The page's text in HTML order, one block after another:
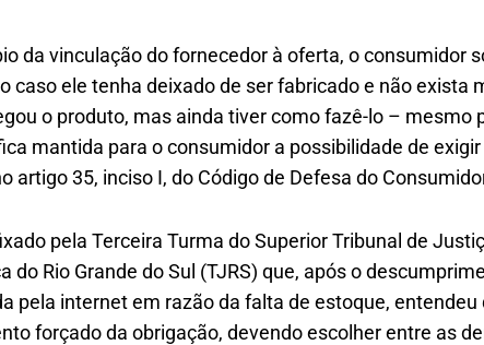
da vinculação do fornecedor à oferta, o consumidor
caso ele tenha deixado de ser fabricado e não exista
o produto, mas ainda tiver como fazê-lo – mesmo
mantida para o consumidor a possibilidade de
artigo 35, inciso I, do Código de Defesa do
pela Terceira Turma do Superior Tribunal de
do Rio Grande do Sul (TJRS) que, após o
pela internet em razão da falta de estoque, entendeu
forçado da obrigação, devendo escolher entre as